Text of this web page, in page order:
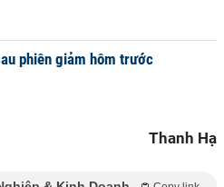
phiên giảm hôm trước
Thanh Hạ